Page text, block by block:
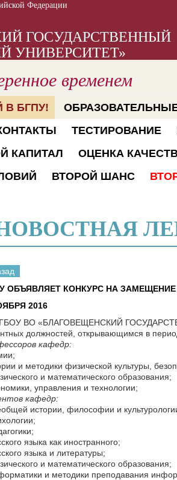
Федерации
ГОСУДАРСТВЕННЫЙ
УНИВЕРСИТЕТ»
временем
В БГПУ!
ТЕСТИРОВАНИЕ
КАПИТАЛ ОЦЕНКА
ВТОРОЙ ШАНС
ОБЪЯВЛЯЕТ КОНКУРС НА
2016
ВО «БЛАГОВЕЩЕНСКИЙ
должностей, открывающимся в
кафедр:
и методики физической культуры,
и математического образования;
управления и технологии;
кафедр:
истории, философии и
языка как иностранного;
языка и литературы;
и математического образования;
и методики преподавания